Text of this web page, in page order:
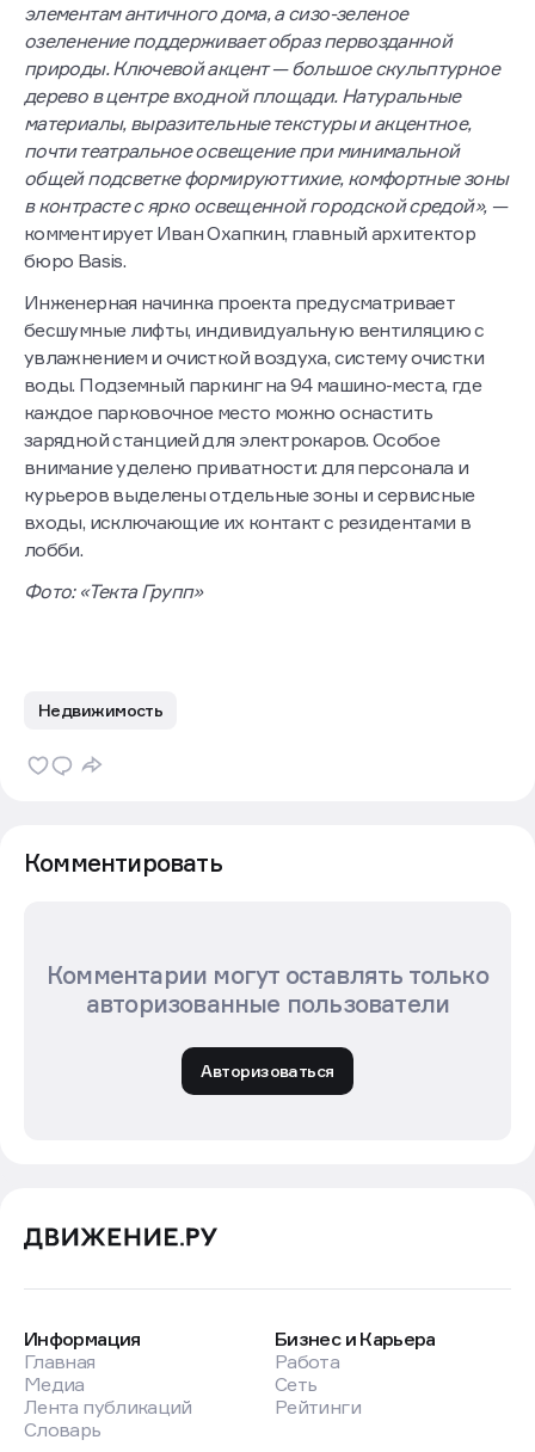
элементам античного дома, а сизо-зеленое
озеленение поддерживает образ первозданной
природы. Ключевой акцент — большое скульптурное
дерево в центре входной площади. Натуральные
материалы, выразительные текстуры и акцентное,
почти театральное освещение при минимальной
общей подсветке формируют тихие, комфортные зоны
в контрасте с ярко освещенной городской средой», —
комментирует Иван Охапкин, главный архитектор
бюро Basis.
Инженерная начинка проекта предусматривает
бесшумные лифты, индивидуальную вентиляцию с
увлажнением и очисткой воздуха, систему очистки
воды. Подземный паркинг на 94 машино-места, где
каждое парковочное место можно оснастить
зарядной станцией для электрокаров. Особое
внимание уделено приватности: для персонала и
курьеров выделены отдельные зоны и сервисные
входы, исключающие их контакт с резидентами в
лобби.
Фото: «Текта Групп»
Недвижимость
Комментировать
Комментарии могут оставлять только
авторизованные пользователи
Авторизоваться
Информация
Главная
Медиа
Лента публикаций
Словарь
Бизнес и Карьера
Работа
Сеть
Рейтинги